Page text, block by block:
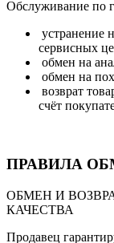
Обслуживание по
устранение
сервисных
обмен на
обмен на
возврат
счёт
ПРАВИЛА
ОБМЕН И
КАЧЕСТВА
Продавец